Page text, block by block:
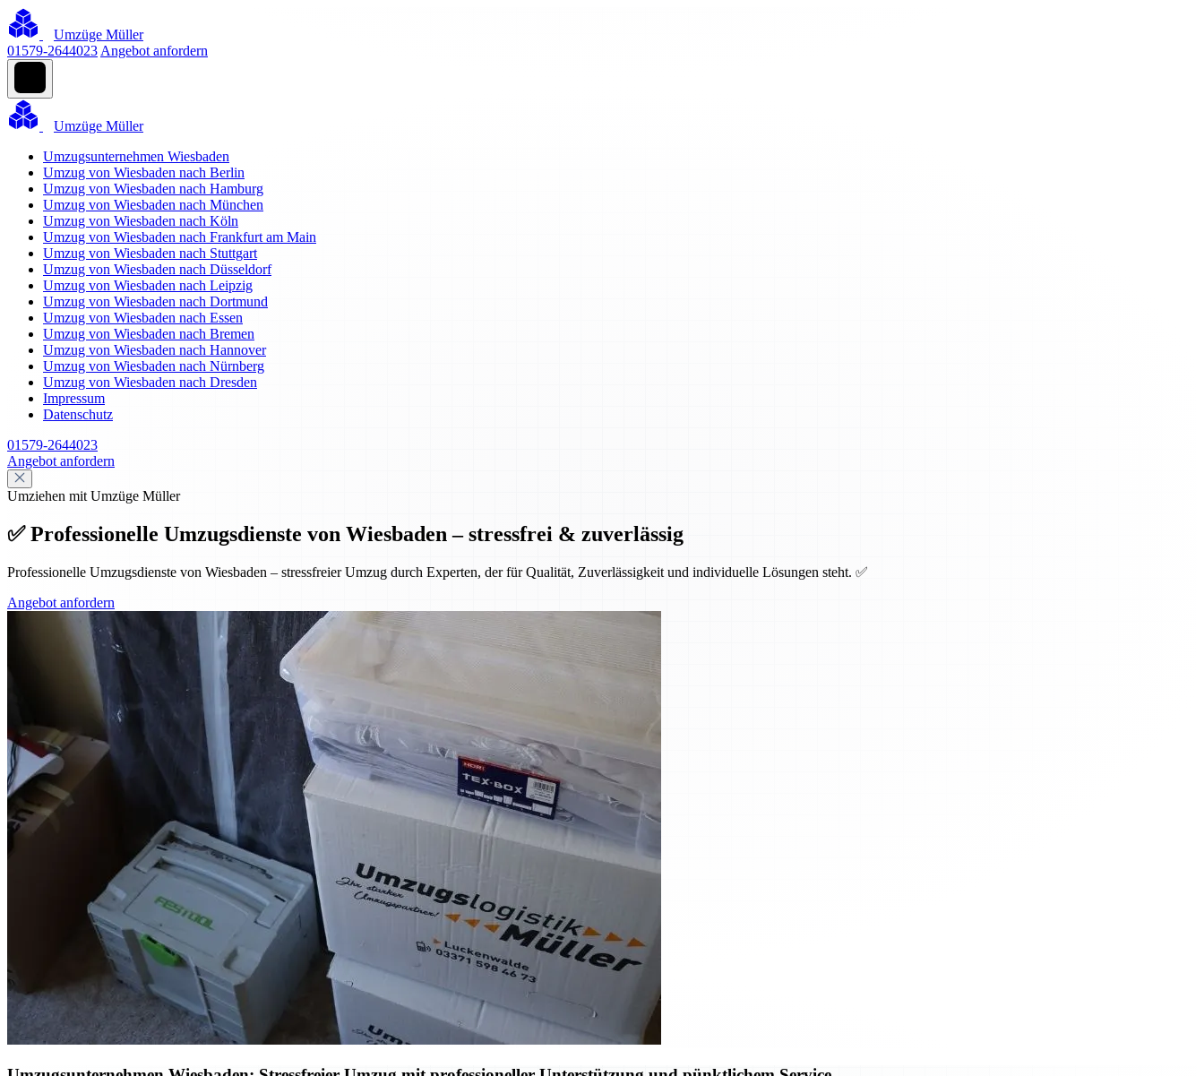
Umzüge Müller
01579-2644023 Angebot anfordern
Umzüge Müller
Umzugsunternehmen Wiesbaden
Umzug von Wiesbaden nach Berlin
Umzug von Wiesbaden nach Hamburg
Umzug von Wiesbaden nach München
Umzug von Wiesbaden nach Köln
Umzug von Wiesbaden nach Frankfurt am Main
Umzug von Wiesbaden nach Stuttgart
Umzug von Wiesbaden nach Düsseldorf
Umzug von Wiesbaden nach Leipzig
Umzug von Wiesbaden nach Dortmund
Umzug von Wiesbaden nach Essen
Umzug von Wiesbaden nach Bremen
Umzug von Wiesbaden nach Hannover
Umzug von Wiesbaden nach Nürnberg
Umzug von Wiesbaden nach Dresden
Impressum
Datenschutz
01579-2644023
Angebot anfordern
Umziehen mit Umzüge Müller
✅ Professionelle Umzugsdienste von Wiesbaden – stressfrei & zuverlässig
Professionelle Umzugsdienste von Wiesbaden – stressfreier Umzug durch Experten, der für Qualität, Zuverlässigkeit und individuelle Lösungen steht. ✅
Angebot anfordern